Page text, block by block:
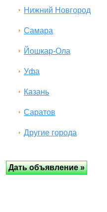
Нижний Новгород
Самара
Йошкар-Ола
Уфа
Казань
Саратов
Другие города